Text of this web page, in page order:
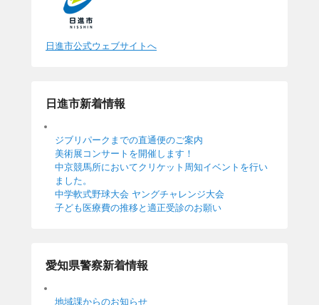
日進市公式ウェブサイトへ
日進市新着情報
ジブリパークまでの直通便のご案内
美術展コンサートを開催します！
中京競馬所においてクリケット周知イベントを行い
ました。
中学軟式野球大会 ヤングチャレンジ大会
子ども医療費の推移と適正受診のお願い
愛知県警察新着情報
地域課からのお知らせ